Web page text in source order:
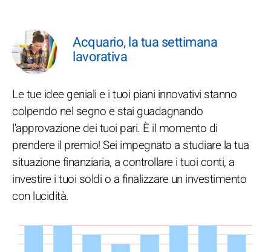
Acquario, la tua settimana
lavorativa
Le tue idee geniali e i tuoi piani innovativi stanno
colpendo nel segno e stai guadagnando
l'approvazione dei tuoi pari. È il momento di
prendere il premio! Sei impegnato a studiare la tua
situazione finanziaria, a controllare i tuoi conti, a
investire i tuoi soldi o a finalizzare un investimento
con lucidità.